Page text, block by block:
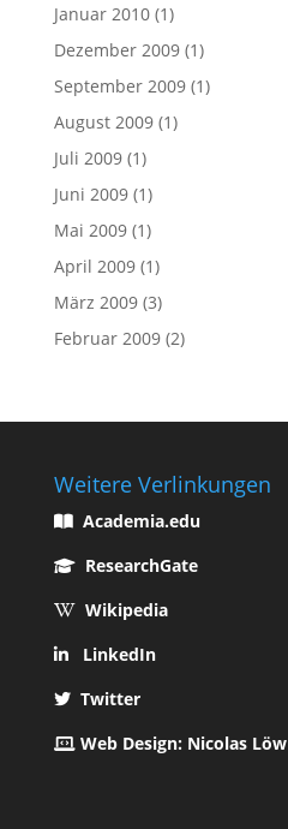
Januar 2010(1)
Dezember 2009(1)
September 2009(1)
August 2009(1)
Juli 2009(1)
Juni 2009(1)
Mai 2009(1)
April 2009(1)
März 2009(3)
Februar 2009(2)
Weitere Verlinkungen
Academia.edu
ResearchGate
Wikipedia
LinkedIn
Twitter
Web Design: Nicolas Löw